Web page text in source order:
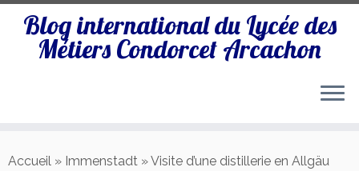
au
Blog international du Lycée des
Métiers Condorcet Arcachon
Accueil » Immenstadt »Visite d’une distillerie en Allgäu